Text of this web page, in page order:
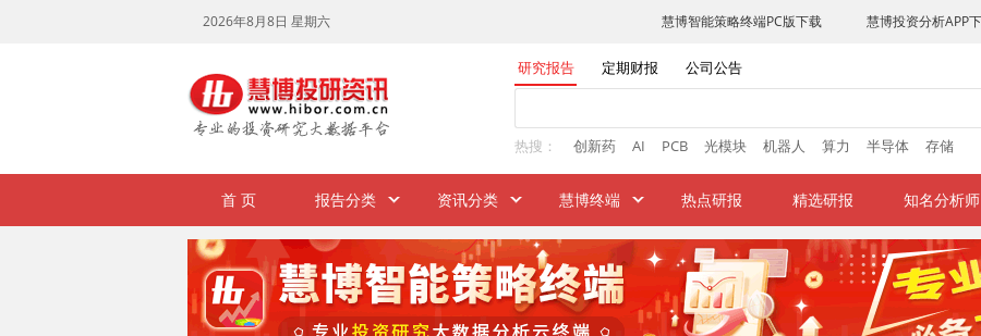
研究报告 定期财报 公司公告
热搜： 创新药 AI PCB 光模块 机器人 算力 半导体 存储
首 页 报告分类 资讯分类 慧博终端 热点研报 精选研报 知名分析师